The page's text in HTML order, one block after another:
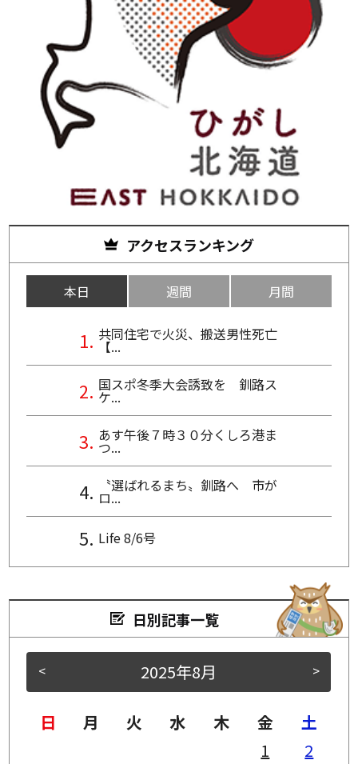
アクセスランキング
本日 週間 月間
共同住宅で火災、搬送男性死亡
【...
国スポ冬季大会誘致を 釧路ス
ケ...
あす午後７時３０分くしろ港ま
つ...
〝選ばれるまち〟釧路へ 市が
ロ...
Life 8/6号
日別記事一覧
< >
2025年8月
日 月 火 水 木 金
土
1
2